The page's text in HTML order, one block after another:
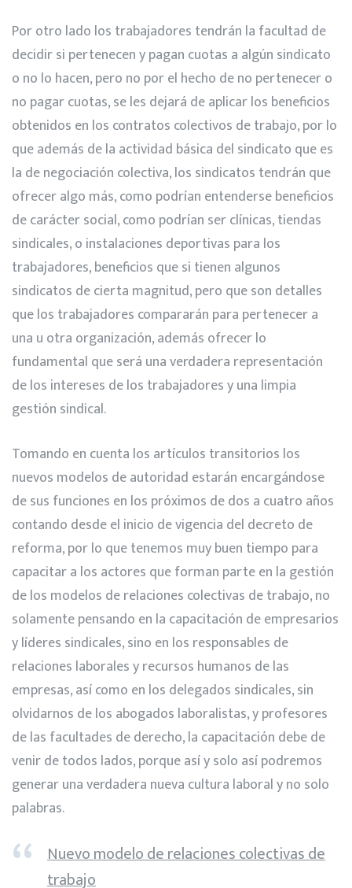
Por otro lado los trabajadores tendrán la facultad de
decidir si pertenecen y pagan cuotas a algún sindicato
o no lo hacen, pero no por el hecho de no pertenecer o
no pagar cuotas, se les dejará de aplicar los beneficios
obtenidos en los contratos colectivos de trabajo, por lo
que además de la actividad básica del sindicato que es
la de negociación colectiva, los sindicatos tendrán que
ofrecer algo más, como podrían entenderse beneficios
de carácter social, como podrían ser clínicas, tiendas
sindicales, o instalaciones deportivas para los
trabajadores, beneficios que si tienen algunos
sindicatos de cierta magnitud, pero que son detalles
que los trabajadores compararán para pertenecer a
una u otra organización, además ofrecer lo
fundamental que será una verdadera representación
de los intereses de los trabajadores y una limpia
gestión sindical.
Tomando en cuenta los artículos transitorios los
nuevos modelos de autoridad estarán encargándose
de sus funciones en los próximos de dos a cuatro años
contando desde el inicio de vigencia del decreto de
reforma, por lo que tenemos muy buen tiempo para
capacitar a los actores que forman parte en la gestión
de los modelos de relaciones colectivas de trabajo, no
solamente pensando en la capacitación de empresarios
y líderes sindicales, sino en los responsables de
relaciones laborales y recursos humanos de las
empresas, así como en los delegados sindicales, sin
olvidarnos de los abogados laboralistas, y profesores
de las facultades de derecho, la capacitación debe de
venir de todos lados, porque así y solo así podremos
generar una verdadera nueva cultura laboral y no solo
palabras.
Nuevo modelo de relaciones colectivas de
trabajo